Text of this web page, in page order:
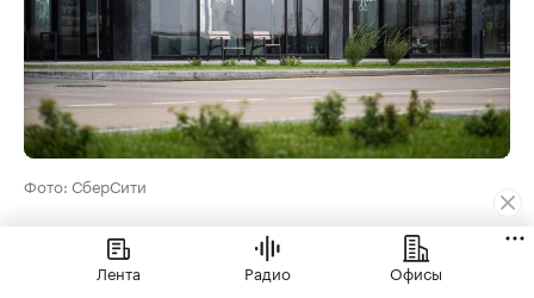
Фото: СберСити
В премиальные проекты заходят рано, и не
только из-за ставки. Лучшие помещения
Лента Радио Офисы